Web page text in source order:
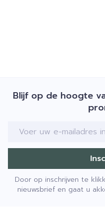
Blijf op de hoogte
E-mail adres
Door op inschrijven te
nieuwsbrief en gaat u